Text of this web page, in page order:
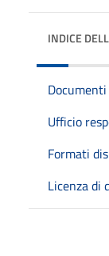
INDICE
Documenti
Ufficio
Formati
Licenza di